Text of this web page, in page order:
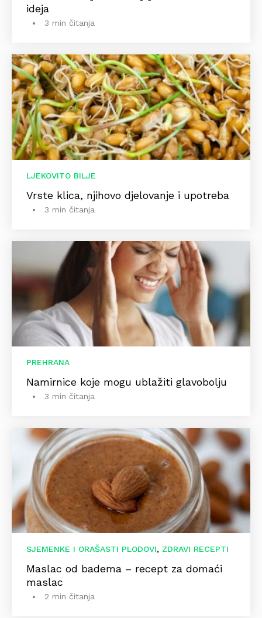
ideja
3 min čitanja
LJEKOVITO BILJE
Vrste klica, njihovo djelovanje i upotreba
3 min čitanja
PREHRANA
Namirnice koje mogu ublažiti glavobolju
3 min čitanja
SJEMENKE I ORAŠASTI PLODOVI, ZDRAVI RECEPTI
Maslac od badema – recept za domaći
maslac
2 min čitanja